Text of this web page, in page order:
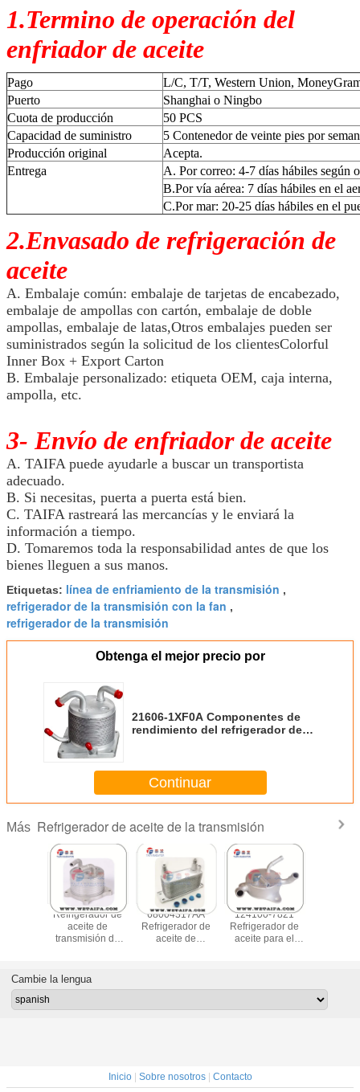
1.Termino de operación del
enfriador de aceite
Pago
L/C, T/T, Western Union,
Puerto
Shanghai o Ningbo
Cuota de producción
50 PCS
Capacidad de suministro
5 Contenedor de veinte pies por
Producción original
Acepta.
Entrega
A. Por correo: 4-7 días hábiles según
B.Por vía aérea: 7 días hábiles en el
C.Por mar: 20-25 días hábiles en el
2.Envasado de refrigeración de
aceite
A. Embalaje común: embalaje de tarjetas de encabezado,
embalaje de ampollas con cartón, embalaje de doble
ampollas, embalaje de latas,Otros embalajes pueden ser
suministrados según la solicitud de los clientesColorful
Inner Box + Export Carton
B. Embalaje personalizado: etiqueta OEM, caja interna,
ampolla, etc.
3- Envío de enfriador de aceite
A. TAIFA puede ayudarle a buscar un transportista
adecuado.
B. Si necesitas, puerta a puerta está bien.
C. TAIFA rastreará las mercancías y le enviará la
información a tiempo.
D. Tomaremos toda la responsabilidad antes de que los
bienes lleguen a sus manos.
Etiquetas: línea de enfriamiento de la transmisión ,
refrigerador de la transmisión con la fan ,
refrigerador de la transmisión
Obtenga el mejor precio por
21606-1XF0A Componentes de
rendimiento del refrigerador de
Continuar
Más Refrigerador de aceite de la transmisión
Refrigerador de
aceite de
transmisión de
Mitsubishi Lancer
Accesorios
68004317AA
Refrigerador de
aceite de
aceite ISO9001
124100-7821
Refrigerador de
aceite para el
Coupe Sedan
Cambie la lengua
Inicio| Sobre nosotros| Contacto